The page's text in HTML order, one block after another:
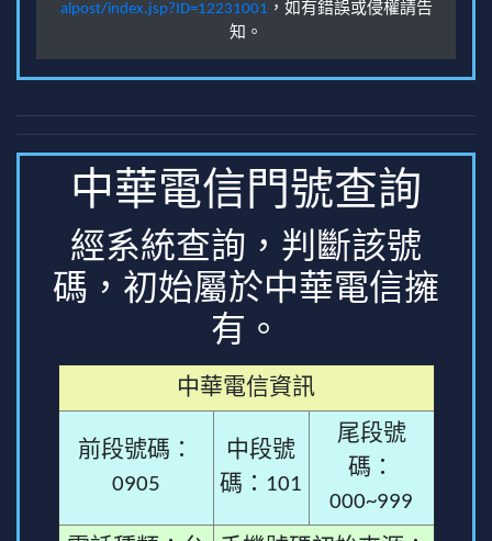
alpost/index.jsp?ID=12231001 ，如有錯誤或侵權請告
知。
中華電信門號查詢
經系統查詢，判斷該號
碼，初始屬於中華電信擁
有。
中華電信資訊
前段號碼：
0905
中段號
碼：101
尾段號
碼：
000~999